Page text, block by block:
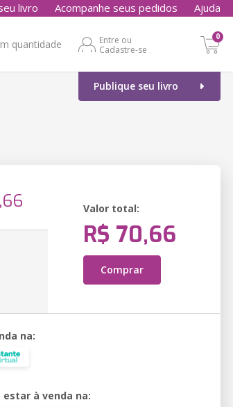
livro Acompanhe seus pedidos Ajuda
quantidade
Entre ou
Cadastre-se
0
Publique seu livro
Valor total:
R$ 70,66
Comprar
na:
à venda na: